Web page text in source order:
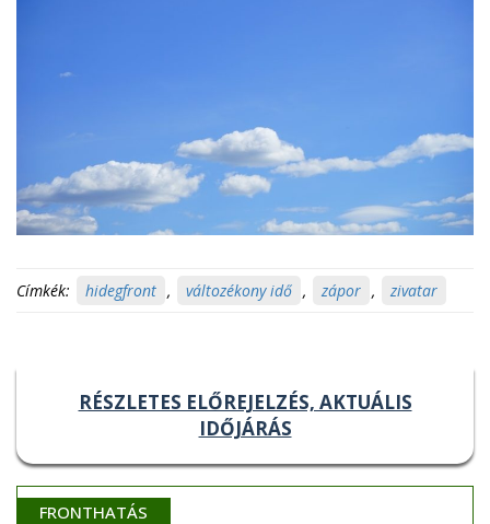
Címkék: hidegfront , változékony idő , zápor , zivatar
RÉSZLETES ELŐREJELZÉS, AKTUÁLIS
IDŐJÁRÁS
FRONTHATÁS